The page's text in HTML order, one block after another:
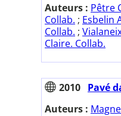
Auteurs : Pêtre
Collab. ; Esbelin
Collab. ;
Claire. Collab.
2010 Pavé
Auteurs :